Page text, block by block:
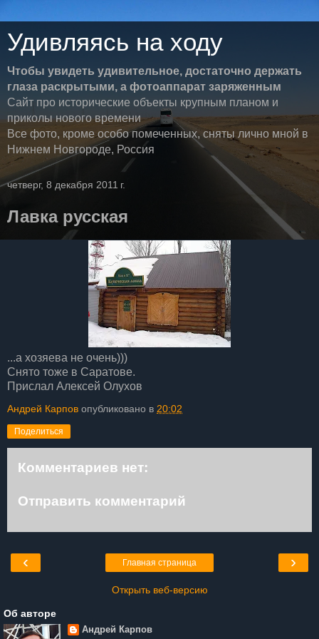
Удивляясь на ходу
Чтобы увидеть удивительное, достаточно держать
глаза раскрытыми, а фотоаппарат заряженным
Сайт про исторические объекты крупным планом и
приколы нового времени
Все фото, кроме особо помеченных, сняты лично мной в
Нижнем Новгороде, Россия
четверг, 8 декабря 2011 г.
Лавка русская
...а хозяева не очень)))
Снято тоже в Саратове.
Прислал Алексей Олухов
Андрей Карпов опубликовано в 20:02
Поделиться
Комментариев нет:
Отправить комментарий
‹ ›
Главная страница
Открыть веб-версию
Об авторе
Андрей Карпов